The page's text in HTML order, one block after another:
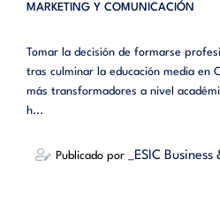
MARKETING Y COMUNICACIÓN
Tomar la decisión de formarse
tras culminar la educación media en
más transformadores a nivel
h...
Publicado por _ESIC